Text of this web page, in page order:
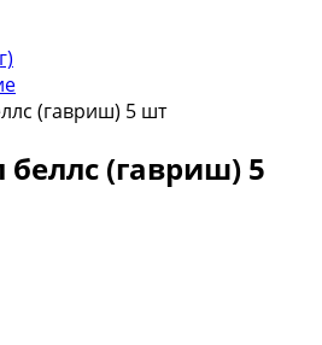
(гавриш) 5 шт
(гавриш) 5